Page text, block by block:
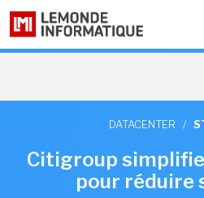
DATACENTER /
Citigroup
pour réduire